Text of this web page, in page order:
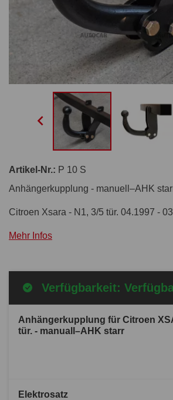

Artikel-Nr.: P 10 S
Anhängerkupplung - manuell–AHK
Citroen Xsara - N1, 3/5 tür. 04.1997 -
Mehr Infos
Verfügbarkeit:
Anhängerkupplung für Citroen
tür. - manuall–AHK starr
Elektrosatz